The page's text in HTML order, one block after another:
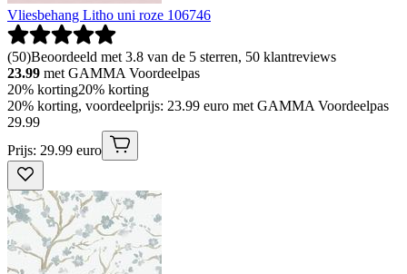
Vliesbehang Litho uni roze 106746
(50)Beoordeeld met 3.8 van de 5 sterren, 50 klantreviews
23.99 met GAMMA Voordeelpas
20% korting20% korting
20% korting, voordeelprijs: 23.99 euro met GAMMA Voordeelpas
29.99
Prijs: 29.99 euro